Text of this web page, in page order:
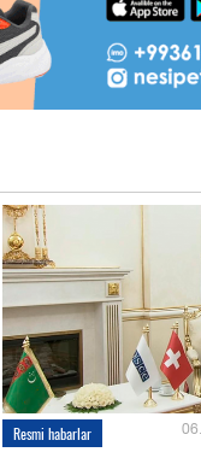
Resmi habarlar